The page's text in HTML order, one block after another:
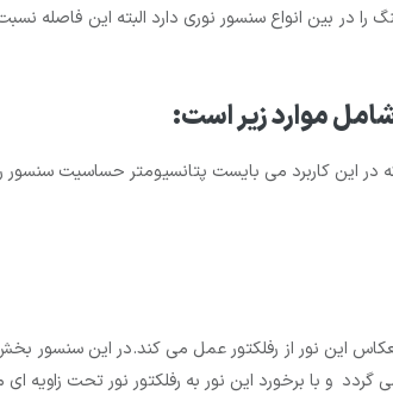
در بین انواع سنسور نوری دارد البته این فاصله
موارد زیر است:
در این کاربرد می بایست پتانسیومتر حساسیت
این نور از رفلکتور عمل می کند.در این
و با برخورد این نور به رفلکتور نور تحت